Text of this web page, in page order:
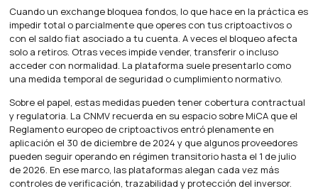
Cuando un exchange bloquea fondos, lo que hace en la práctica es
impedir total o parcialmente que operes con tus criptoactivos o
con el saldo fiat asociado a tu cuenta. A veces el bloqueo afecta
solo a retiros. Otras veces impide vender, transferir o incluso
acceder con normalidad. La plataforma suele presentarlo como
una medida temporal de seguridad o cumplimiento normativo.
Sobre el papel, estas medidas pueden tener cobertura contractual
y regulatoria. La CNMV recuerda en su espacio sobre MiCA que el
Reglamento europeo de criptoactivos entró plenamente en
aplicación el 30 de diciembre de 2024 y que algunos proveedores
pueden seguir operando en régimen transitorio hasta el 1 de julio
de 2026. En ese marco, las plataformas alegan cada vez más
controles de verificación, trazabilidad y protección del inversor.